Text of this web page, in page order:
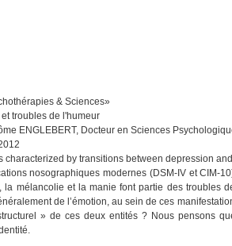
& Sciences»
troubles de l'humeur
ENGLEBERT, Docteur en Sciences
characterized by transitions between depression
nosographiques modernes (DSM-IV et CIM-
la mélancolie et la manie font partie des troubles
de l’émotion, au sein de ces
» de ces deux entités ? Nous pensons